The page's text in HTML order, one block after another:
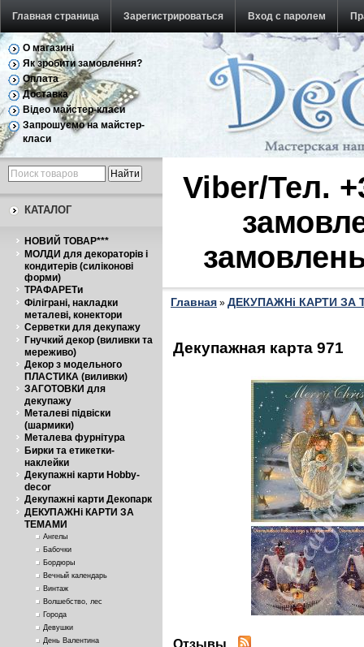
Главная страница Зарегистрироваться Вход с паролем
Обратная связь
О магазині
Як зробити замовлення?
Оплата
Доставка
Відео майстер-класи
Запрошуємо на майстер-
класи
КАТАЛОГ
НОВИЙ ТОВАР***
МОЛДИ для декораторів і
кондитерів (силіконові
форми)
ТРАФАРЕТи
Філіграні, накладки
металеві, конектори
Серветки для декупажу
Гнучкий декор (виливки та
мереживо)
Декор з модельного
ПЛАСТИКА (виливки)
ЗАГОТОВКИ для
декупажу
Металеві підвіски
(шармики)
Металева фурнітура
Бирки та етикетки-
наклейки
Декупажні карти Hobby-
decor
Декупажні карти Декопарк
ДЕКУПАЖНі КАРТИ ЗА
ТЕМАМИ
Ангелы
Бабочки
Бордюры
Вечный календарь
Винтаж
Волшебство, лес
Города
Девушки
День Валентина
Viber/Тел.
Главная » ДЕКУПАЖНі КАРТИ ЗА
Декупажная карта 971
Отзывы